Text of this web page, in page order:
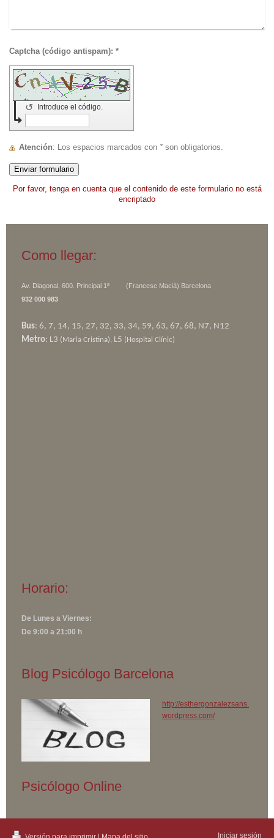
Captcha (código antispam): *
Introduce el código.
↺
Atención : Los espacios marcados con *son obligatorios.
Por favor, tenga en cuenta que el contenido de este formulario no está
encriptado
Como llegar:
Av. Diagonal, 600. Principal 1ª (Francesc Macià) Barcelona
932 000 983
Bus: 6, 7, 14, 15, 27, 32, 33, 34, 59, 63, 67, 68, N7, N12
Metro: L3 (Maria Cristina), L5 (Hospital Clínic)
Horario:
De Lunes a Viernes:
De 9:00 a 21:00 h
Blog Psicólogo Barcelona
http://esthergonzalezsans.
wordpress.com/
Psicólogo Online
Iniciar sesión